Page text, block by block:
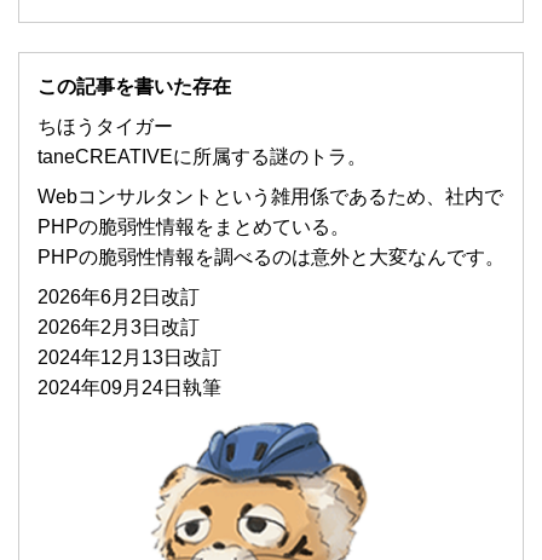
この記事を書いた存在
ちほうタイガー
taneCREATIVEに所属する謎のトラ。
Webコンサルタントという雑用係であるため、社内で
PHPの脆弱性情報をまとめている。
PHPの脆弱性情報を調べるのは意外と大変なんです。
2026年6月2日改訂
2026年2月3日改訂
2024年12月13日改訂
2024年09月24日執筆